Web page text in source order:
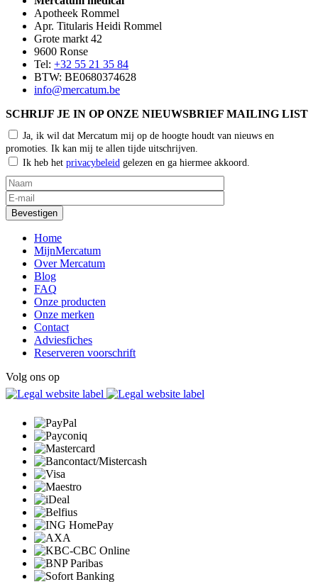
Apotheek Rommel
Apr. Titularis Heidi Rommel
Grote markt 42
9600 Ronse
Tel: +32 55 21 35 84
BTW: BE0680374628
info@mercatum.be
SCHRIJF JE IN OP ONZE NIEUWSBRIEF MAILING LIST
Ja, ik wil dat Mercatum mij op de hoogte houdt van nieuws en
promoties. Ik kan mij te allen tijde uitschrijven.
Ik heb het privacybeleid gelezen en ga hiermee akkoord.
Home
MijnMercatum
Over Mercatum
Blog
FAQ
Onze producten
Onze merken
Contact
Adviesfiches
Reserveren voorschrift
Volg ons op